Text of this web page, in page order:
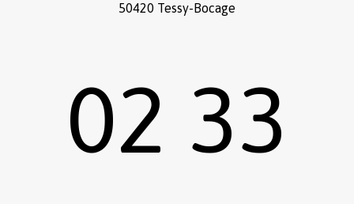
50420 Tessy-Bocage
02 33